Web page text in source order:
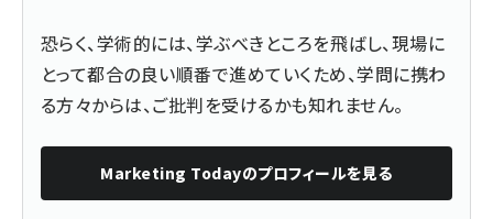
恐らく、学術的には、学ぶべきところを飛ばし、現場に
とって都合の良い順番で進めていくため、学問に携わ
る方々からは、ご批判を受けるかも知れません。
Marketing Todayのプロフィールを見る